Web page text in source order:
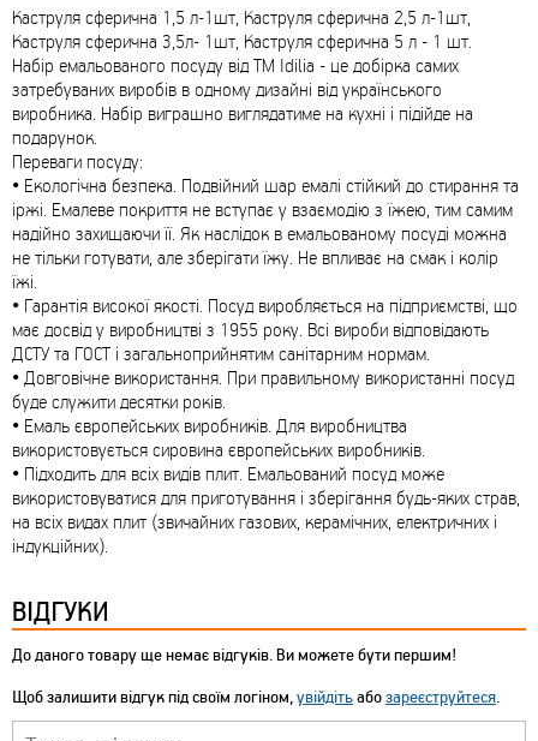
Каструля сферична 1,5 л-1шт, Каструля сферична 2,5 л-1шт,
Каструля сферична 3,5л- 1шт, Каструля сферична 5 л - 1 шт.
Набір емальованого посуду від ТМ Idilia - це добірка самих
затребуваних виробів в одному дизайні від українського
виробника. Набір виграшно виглядатиме на кухні і підійде на
подарунок.
Переваги посуду:
• Екологічна безпека. Подвійний шар емалі стійкий до стирання та
іржі. Емалеве покриття не вступає у взаємодію з їжею, тим самим
надійно захищаючи її. Як наслідок в емальованому посуді можна
не тільки готувати, але зберігати їжу. Не впливає на смак і колір
їжі.
• Гарантія високої якості. Посуд виробляється на підприємстві, що
має досвід у виробництві з 1955 року. Всі вироби відповідають
ДСТУ та ГОСТ і загальноприйнятим санітарним нормам.
• Довговічне використання. При правильному використанні посуд
буде служити десятки років.
• Емаль європейських виробників. Для виробництва
використовується сировина європейських виробників.
• Підходить для всіх видів плит. Емальований посуд може
використовуватися для приготування і зберігання будь-яких страв,
на всіх видах плит (звичайних газових, керамічних, електричних і
індукційних).
ВІДГУКИ
До даного товару ще немає відгуків. Ви можете бути першим!
Щоб залишити відгук під своїм логіном,увійдітьабозареєструйтеся.